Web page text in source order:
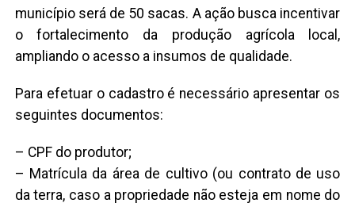
município será de 50 sacas. A ação busca incentivar
o fortalecimento da produção agrícola local,
ampliando o acesso a insumos de qualidade.
Para efetuar o cadastro é necessário apresentar os
seguintes documentos:
– CPF do produtor;
– Matrícula da área de cultivo (ou contrato de uso
da terra, caso a propriedade não esteja em nome do